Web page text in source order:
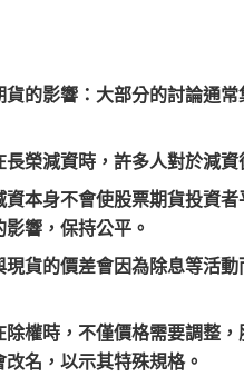
貨的影響 ：大部分的討論通
長榮減資時，許多人對於減
資本身不會使股票期貨投資
響，保持公平。
現貨的價差會因為除息等活
除權時，不僅價格需要調整
名，以示其特殊規格。